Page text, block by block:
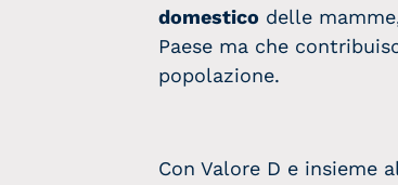
domestico delle
Paese ma che
popolazione.
Con Valore D e insieme